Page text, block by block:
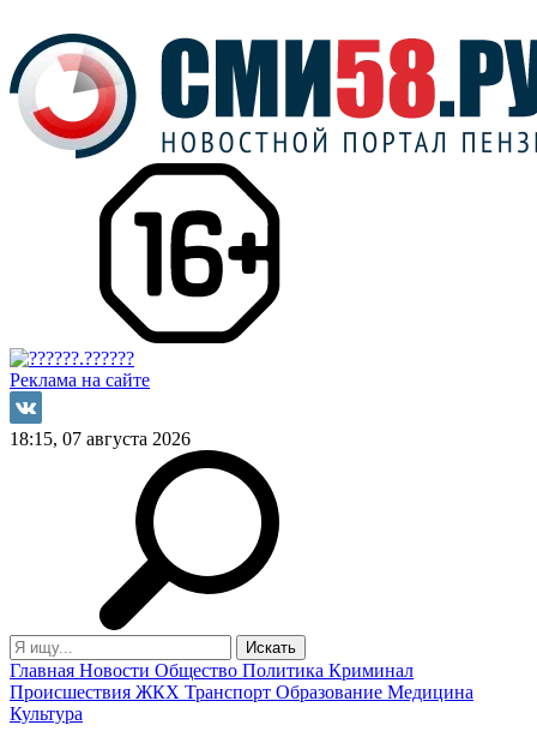
Реклама на сайте
18:15, 07 августа 2026
Главная Новости Общество Политика Криминал
Происшествия ЖКХ Транспорт Образование Медицина
Культура